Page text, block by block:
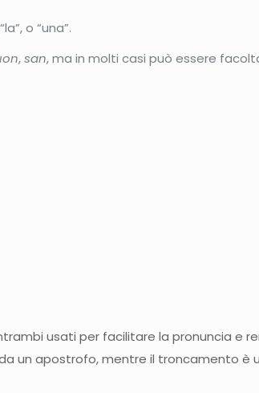
o “una”.
,san, ma in molti casi può essere
usati per facilitare la pronuncia e
un apostrofo, mentre il troncamento